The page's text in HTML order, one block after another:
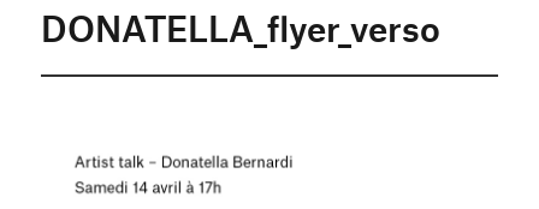
DONATELLA_flyer_verso